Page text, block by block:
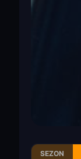
SEZON